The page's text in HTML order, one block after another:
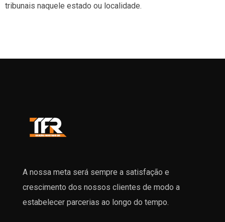
tribunais naquele estado ou localidade.
A nossa meta será sempre a satisfação e
crescimento dos nossos clientes de modo a
estabelecer parcerias ao longo do tempo.